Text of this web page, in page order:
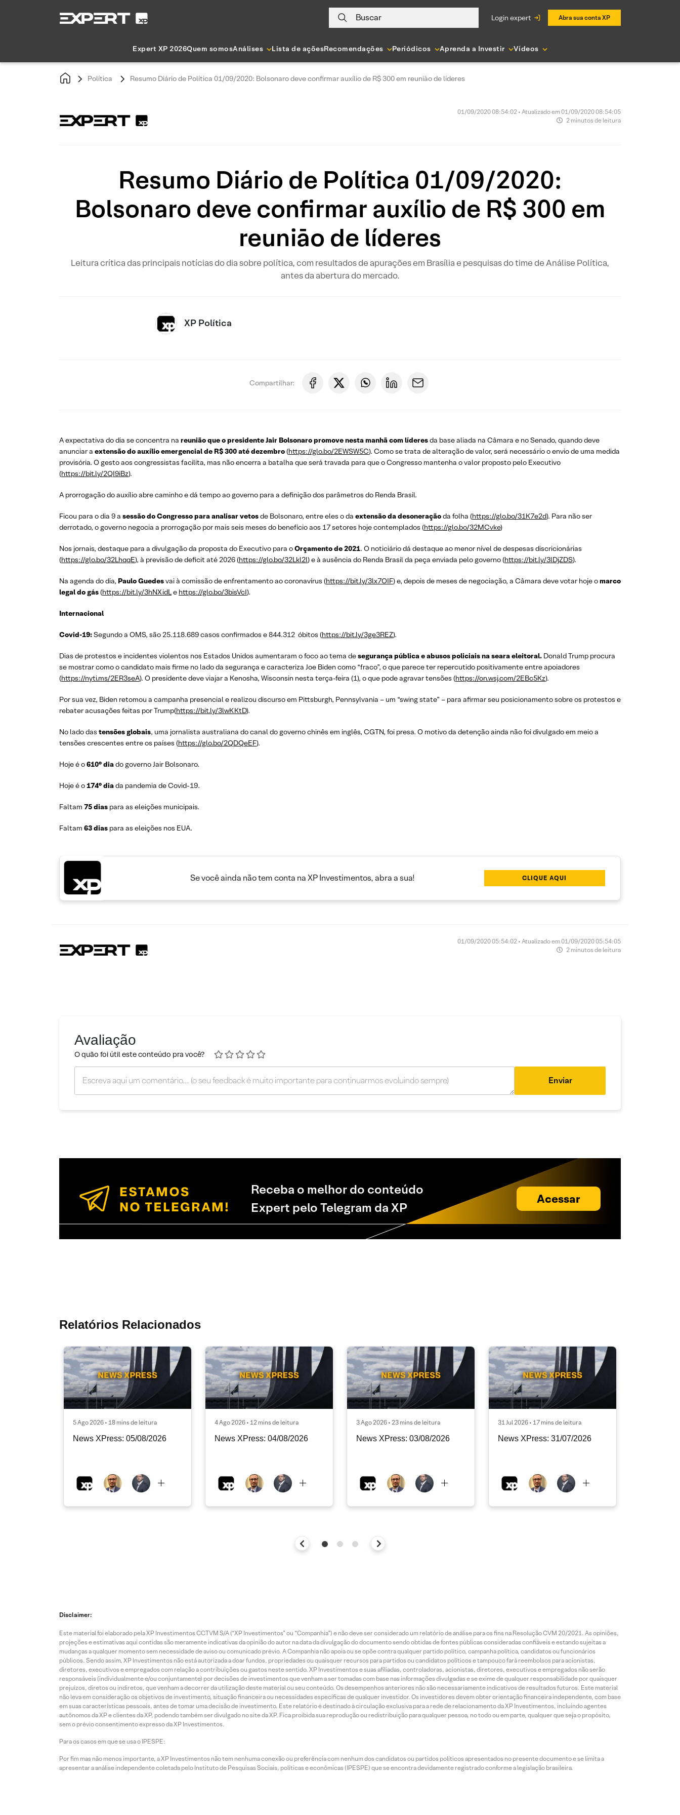
Buscar login expert Abra sua conta XP
Expert XP 2026Quem somosAnálises Lista de açõesRecomendações Periódicos Aprenda a Investir Vídeos
Política Resumo Diário de Política 01/09/2020: Bolsonaro deve confirmar auxílio de R$ 300 em reuniāo de líderes
01/09/2020 08:54:02 • Atualizado em 01/09/2020 08:54:05
2 minutos de leitura
Resumo Diário de Política 01/09/2020:
Bolsonaro deve confirmar auxílio de R$ 300 em
reuniāo de líderes
Leitura crítica das principais notícias do dia sobre política, com resultados de apurações em Brasília e pesquisas do time de Análise Política,
antes da abertura do mercado.
XP Política
Compartilhar:
A expectativa do dia se concentra na reunião que o presidente Jair Bolsonaro promove nesta manhã com líderesda base aliada na Câmara e no Senado, quando deve
anunciar a extensão do auxílio emergencial de R$ 300 até dezembro(https://glo.bo/2EWSW5C). Como se trata de alteração de valor, será necessário o envio de uma medida
provisória. O gesto aos congressistas facilita, mas não encerra a batalha que será travada para que o Congresso mantenha o valor proposto pelo Executivo
(https://bit.ly/2QI9iBz).
A prorrogação do auxílio abre caminho e dá tempo ao governo para a definição dos parâmetros do Renda Brasil.
Ficou para o dia 9 a sessão do Congresso para analisar vetosde Bolsonaro, entre eles o da extensão da desoneraçãoda folha (https://glo.bo/31K7e2d). Para não ser
derrotado, o governo negocia a prorrogação por mais seis meses do benefício aos 17 setores hoje contemplados (https://glo.bo/32MCvke)
Nos jornais, destaque para a divulgação da proposta do Executivo para oOrçamento de 2021. O noticiário dá destaque ao menor nível de despesas discricionárias
(https://glo.bo/32LhqqE), à previsão de deficit até 2026 (https://glo.bo/32Lkl2l) e à ausência do Renda Brasil da peça enviada pelo governo (https://bit.ly/3lDjZDS).
Na agenda do dia, Paulo Guedesvai à comissão de enfrentamento ao coronavírus (https://bit.ly/3lx7OIF) e, depois de meses de negociação, a Câmara deve votar hoje omarco
legal do gás(https://bit.ly/3hNXidLe https://glo.bo/3bisVcI).
Internacional
Covid-19:Segundo a OMS, são 25.118.689 casos confirmados e 844.312 óbitos (https://bit.ly/3ge3REZ).
Dias de protestos e incidentes violentos nos Estados Unidos aumentaram o foco ao tema desegurança pública e abusos policiais na seara eleitoral. Donald Trump procura
se mostrar como o candidato mais firme no lado da segurança e caracteriza Joe Biden como “fraco”, o que parece ter repercutido positivamente entre apoiadores
(https://nyti.ms/2ER3seA). O presidente deve viajar a Kenosha, Wisconsin nesta terça-feira (1), o que pode agravar tensões (https://on.wsj.com/2EBc5Kz).
Por sua vez, Biden retomou a campanha presencial e realizou discurso em Pittsburgh, Pennsylvania – um “swing state” – para afirmar seu posicionamento sobre os protestos e
rebater acusações feitas por Trump(https://bit.ly/3lwKKtD).
No lado das tensões globais, uma jornalista australiana do canal do governo chinês em inglês, CGTN, foi presa. O motivo da detenção ainda não foi divulgado em meio a
tensões crescentes entre os países (https://glo.bo/2QDQeEF).
Hoje é o610° diado governo Jair Bolsonaro.
Hoje é o174° diada pandemia de Covid-19.
Faltam 75 dias para as eleições municipais.
Faltam 63 dias para as eleições nos EUA.
Se você ainda não tem conta na XP Investimentos, abra a sua! CLIQUE AQUI
01/09/2020 05:54:02 • Atualizado em 01/09/2020 05:54:05
2 minutos de leitura
Avaliação
O quão foi útil este conteúdo pra você?
Enviar
Receba o melhor do conteúdo
Expert pelo Telegram da XP
Acessar
Relatórios Relacionados
5 Ago 2026 • 18 mins de leitura
News XPress: 05/08/2026
4 Ago 2026 • 12 mins de leitura
News XPress: 04/08/2026
3 Ago 2026 • 23 mins de leitura
News XPress: 03/08/2026
31 Jul 2026 • 17 mins de leitura
News XPress: 31/07/2026
Disclaimer:
Este material foi elaborado pela XP Investimentos CCTVM S/A (“XP Investimentos” ou “Companhia”) e não deve ser considerado um relatório de análise para os fins na Resolução CVM 20/2021. As opiniões,
projeções e estimativas aqui contidas são meramente indicativas da opinião do autor na data da divulgação do documento sendo obtidas de fontes públicas consideradas confiáveis e estando sujeitas a
mudanças a qualquer momento sem necessidade de aviso ou comunicado prévio. A Companhia não apoia ou se opõe contra qualquer partido político, campanha política, candidatos ou funcionários
públicos. Sendo assim, XP Investimentos não está autorizada a doar fundos, propriedades ou quaisquer recursos para partidos ou candidatos políticos e tampouco fará reembolsos para acionistas,
diretores, executivos e empregados com relação a contribuições ou gastos neste sentido. XP Investimentos e suas afiliadas, controladoras, acionistas, diretores, executivos e empregados não serão
responsáveis (individualmente e/ou conjuntamente) por decisões de investimentos que venham a ser tomadas com base nas informações divulgadas e se exime de qualquer responsabilidade por quaisquer
prejuízos, diretos ou indiretos, que venham a decorrer da utilização deste material ou seu conteúdo. Os desempenhos anteriores não são necessariamente indicativos de resultados futuros. Este material
não leva em consideração os objetivos de investimento, situação financeira ou necessidades específicas de qualquer investidor. Os investidores devem obter orientação financeira independente, com base
em suas características pessoais, antes de tomar uma decisão de investimento. Este relatório é destinado à circulação exclusiva para a rede de relacionamento da XP Investimentos, incluindo agentes
autônomos da XP e clientes da XP, podendo também ser divulgado no site da XP. Fica proibida sua reprodução ou redistribuição para qualquer pessoa, no todo ou em parte, qualquer que seja o propósito,
sem o prévio consentimento expresso da XP Investimentos.
Para os casos em que se usa o IPESPE:
Por fim mas não menos importante, a XP Investimentos não tem nenhuma conexão ou preferência com nenhum dos candidatos ou partidos políticos apresentados no presente documento e se limita a
apresentar a análise independente coletada pelo Instituto de Pesquisas Sociais, políticas e econômicas (IPESPE) que se encontra devidamente registrado conforme a legislação brasileira.